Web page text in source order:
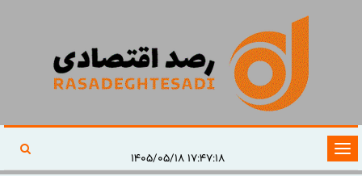
تغییر
۱۷:۴۷:۱۸ ۱۴۰۵/۰۵/۱۸